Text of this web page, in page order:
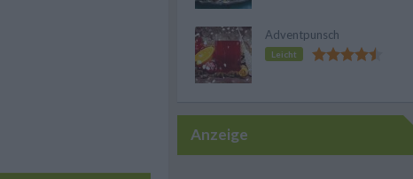
Adventpunsch
Leicht
Anzeige